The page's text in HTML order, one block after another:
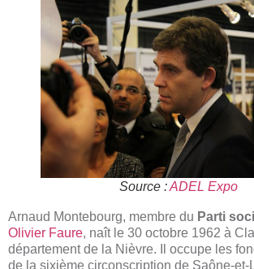
Source :ADEL Expo
Arnaud Montebourg, membre du Parti
Olivier Faure, naît le 30 octobre 1962 à
département de la Nièvre. Il occupe les
de la sixième circonscription de Saône-et-